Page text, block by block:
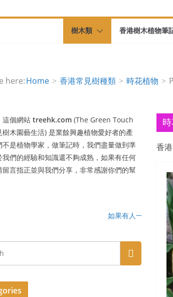
樹木類 香港樹木植物筆
here:Home 香港常見樹種類 時花植物
香
這個網站 treehk.com (The Green Touch
樹木園藝生活) 是業餘興趣植物愛好者的產
不是植物學家，做筆記時，我們盡量做到準
我們的經驗和知識還不夠成熟，如果有任何
留言指正並與我們分享，非常感謝你們的幫
如果有人一路行一路瞻天望地，